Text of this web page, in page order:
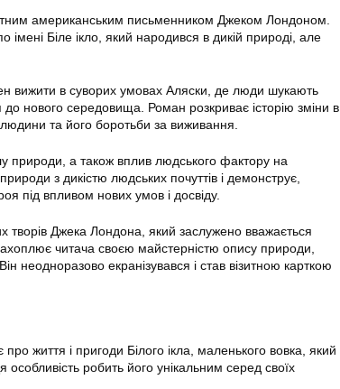
американським письменником Джеком Лондоном.
імені Біле ікло, який народився в дикій природі, але
вижити в суворих умовах Аляски, де люди шукають
нового середовища. Роман розкриває історію зміни в
людини та його боротьби за виживання.
природи, а також вплив людського фактору на
з дикістю людських почуттів і демонструє,
під впливом нових умов і досвіду.
творів Джека Лондона, який заслужено вважається
читача своєю майстерністю опису природи,
неодноразово екранізувався і став візитною карткою
життя і пригоди Білого ікла, маленького вовка, який
робить його унікальним серед своїх